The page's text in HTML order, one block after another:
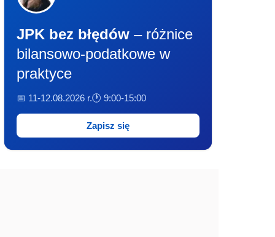
JPK bez błędów – różnice
bilansowo-podatkowe w
praktyce
📅 11-12.08.2026 r.🕐 9:00-15:00
Zapisz się